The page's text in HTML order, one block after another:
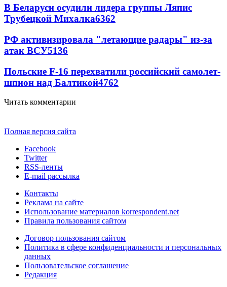
В Беларуси осудили лидера группы Ляпис
Трубецкой Михалка6362
РФ активизировала "летающие радары" из-за
атак ВСУ5136
Польские F-16 перехватили российский самолет-
шпион над Балтикой4762
Читать комментарии
Полная версия сайта
Facebook
Twitter
RSS-ленты
E-mail рассылка
Контакты
Реклама на сайте
Использование материалов korrespondent.net
Правила пользования сайтом
Договор пользования сайтом
Политика в сфере конфиденциальности и персональных
данных
Пользовательское соглашение
Редакция